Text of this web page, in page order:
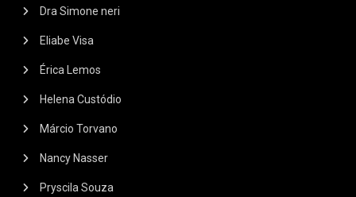
Dra Simone neri
Eliabe Visa
Érica Lemos
Helena Custódio
Márcio Torvano
Nancy Nasser
Pryscila Souza